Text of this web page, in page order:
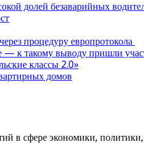
долей безаварийных
процедуру европротокола
— к такому выводу пришли
классы 2.0»
домов
сфере экономики,